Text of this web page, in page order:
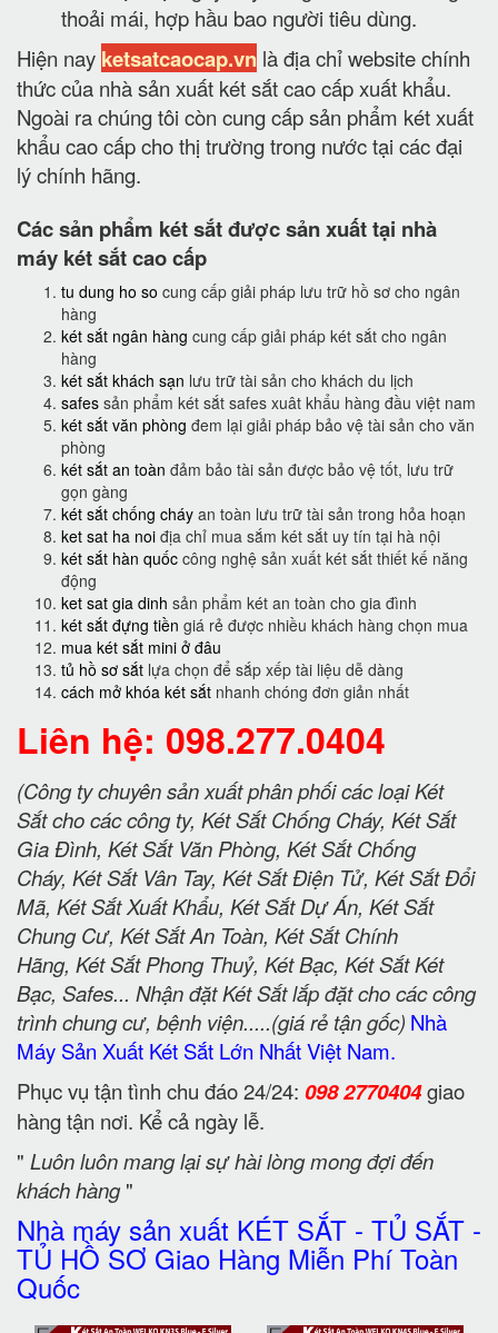
thoải mái, hợp hầu bao người tiêu dùng.
Hiện nay ketsatcaocap.vn là địa chỉ website chính
thức của nhà sản xuất két sắt cao cấp xuất khẩu.
Ngoài ra chúng tôi còn cung cấp sản phẩm két xuất
khẩu cao cấp cho thị trường trong nước tại các đại
lý chính hãng.
Các sản phẩm két sắt được sản xuất tại nhà
máy két sắt cao cấp
tu dung ho so cung cấp giải pháp lưu trữ hồ sơ cho ngân
hàng
két sắt ngân hàng cung cấp giải pháp két sắt cho ngân
hàng
két sắt khách sạn lưu trữ tài sản cho khách du lịch
safes sản phẩm két sắt safes xuât khẩu hàng đầu việt nam
két sắt văn phòng đem lại giải pháp bảo vệ tài sản cho văn
phòng
két sắt an toàn đảm bảo tài sản được bảo vệ tốt, lưu trữ
gọn gàng
két sắt chống cháy an toàn lưu trữ tài sản trong hỏa hoạn
ket sat ha noi địa chỉ mua sắm két sắt uy tín tại hà nội
két sắt hàn quốc công nghệ sản xuất két sắt thiết kế năng
động
ket sat gia dinh sản phẩm két an toàn cho gia đình
két sắt đựng tiền giá rẻ được nhiều khách hàng chọn mua
mua két sắt mini ở đâu
tủ hồ sơ sắt lựa chọn để sắp xếp tài liệu dễ dàng
cách mở khóa két sắt nhanh chóng đơn giản nhất
Liên hệ: 098.277.0404
(Công ty chuyên sản xuất phân phối các loại Két
Sắt cho các công ty, Két Sắt Chống Cháy, Két Sắt
Gia Đình, Két Sắt Văn Phòng, Két Sắt Chống
Cháy, Két Sắt Vân Tay, Két Sắt Điện Tử, Két Sắt Đổi
Mã, Két Sắt Xuất Khẩu, Két Sắt Dự Án, Két Sắt
Chung Cư, Két Sắt An Toàn, Két Sắt Chính
Hãng, Két Sắt Phong Thuỷ, Két Bạc, Két Sắt Két
Bạc, Safes... Nhận đặt Két Sắt lắp đặt cho các công
trình chung cư, bệnh viện.....(giá rẻ tận gốc) Nhà
Máy Sản Xuất Két Sắt Lớn Nhất Việt Nam.
Phục vụ tận tình chu đáo 24/24: 098 2770404giao
hàng tận nơi. Kể cả ngày lễ.
" Luôn luôn mang lại sự hài lòng mong đợi đến
khách hàng"
Nhà máy sản xuất KÉT SẮT - TỦ SẮT -
TỦ HỒ SƠ Giao Hàng Miễn Phí Toàn
Quốc